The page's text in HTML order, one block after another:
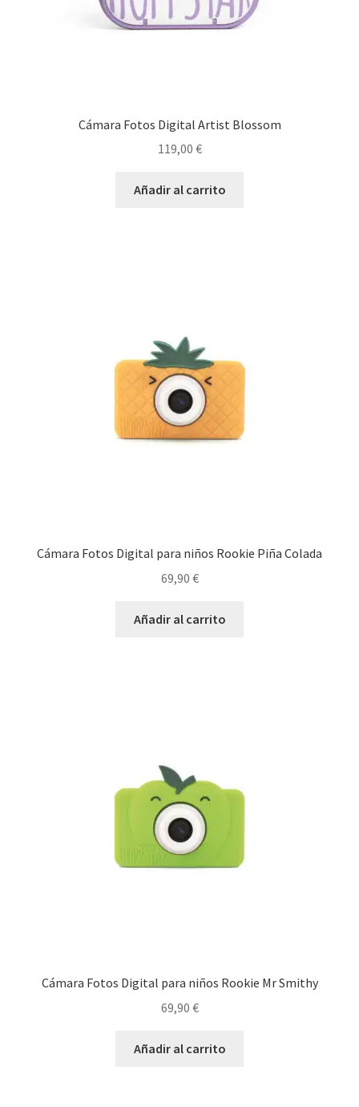
Cámara Fotos Digital Artist Blossom
119,00 €
Añadir al carrito
Cámara Fotos Digital para niños Rookie Piña Colada
69,90 €
Añadir al carrito
Cámara Fotos Digital para niños Rookie Mr Smithy
69,90 €
Añadir al carrito